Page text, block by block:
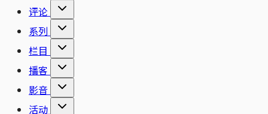
评论
系列
栏目
播客
影音
活动